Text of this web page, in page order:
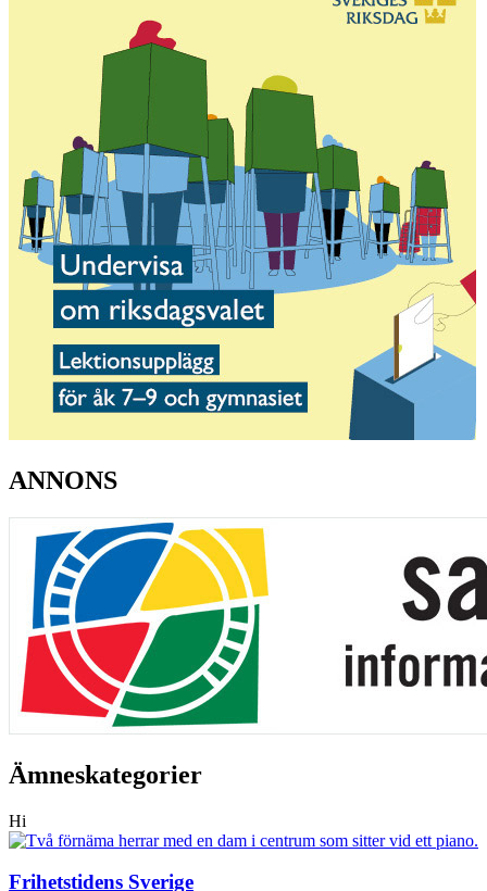
ANNONS
Ämneskategorier
Hi
Frihetstidens Sverige